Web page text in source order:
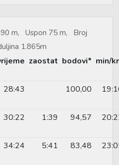
m, Uspon 75 m, Broj
1.865m
zaostat bodovi* min/
28:43 100,00
30:22 1:39 94,57
34:24 5:41 83,48